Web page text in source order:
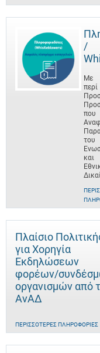
/
Με
περί
που
του
και
Πλαίσιο
για Χορηγία
Εκδηλώσεων
φορέων/
οργανισμών από
ΑνΑΔ
ΠΕΡΙΣΣΌΤΕΡΕΣ ΠΛΗΡΟΦΟΡΊΕΣ